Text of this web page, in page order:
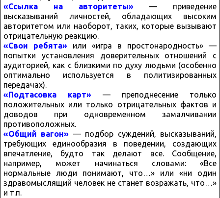
«Ссылка на авторитеты» — приведение
высказываний личностей, обладающих высоким
авторитетом или наоборот, таких, которые вызывают
отрицательную реакцию.
«Свои ребята» или «игра в простонародность» —
попытки установления доверительных отношений с
аудиторией, как с близкими по духу людьми (особенно
оптимально используется в политизированных
передачах).
«Подтасовка карт» — преподнесение только
положительных или только отрицательных фактов и
доводов при одновременном замалчивании
противоположных.
«Общий вагон» — подбор суждений, высказываний,
требующих единообразия в поведении, создающих
впечатление, будто так делают все. Сообщение,
например, может начинаться словами: «Все
нормальные люди понимают, что…» или «ни один
здравомыслящий человек не станет возражать, что…»
и т.п.